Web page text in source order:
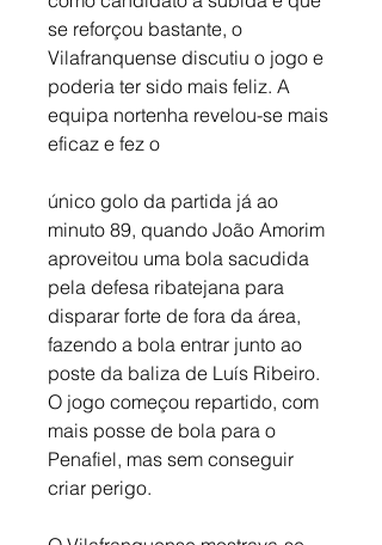
se reforçou bastante, o
Vilafranquense discutiu o jogo e
poderia ter sido mais feliz. A
equipa nortenha revelou-se mais
eficaz e fez o
único golo da partida já ao
minuto 89, quando João Amorim
aproveitou uma bola sacudida
pela defesa ribatejana para
disparar forte de fora da área,
fazendo a bola entrar junto ao
poste da baliza de Luís Ribeiro.
O jogo começou repartido, com
mais posse de bola para o
Penafiel, mas sem conseguir
criar perigo.